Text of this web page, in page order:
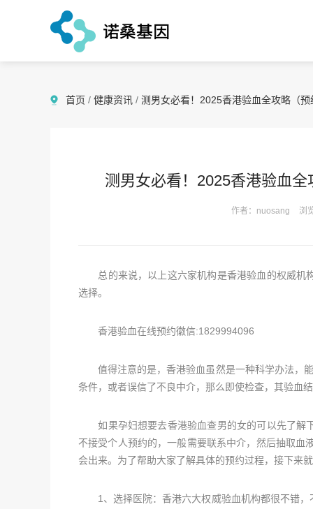
首页 / 健康资讯 / 测男女必看！2025香港验血全攻略（
测男女必看！2025香港验血
作者：nuosang 浏
总的来说，以上这六家机构是香港验血的权威机
选择。
香港验血在线预约徽信:1829994096
值得注意的是，香港验血虽然是一种科学办法，能
条件，或者误信了不良中介，那么即使检查，其验血
如果孕妇想要去香港验血查男的女的可以先了解
不接受个人预约的，一般需要联系中介，然后抽取
会出来。为了帮助大家了解具体的预约过程，接下来
1、选择医院：香港六大权威验血机构都很不错，